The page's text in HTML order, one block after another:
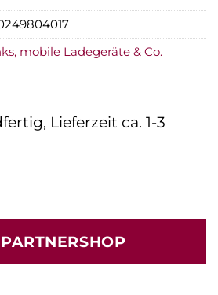
Lieferzeit ca. 1-3
mobile Ladegeräte & Co.